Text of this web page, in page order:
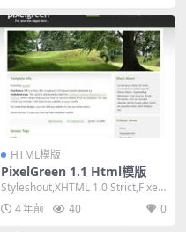
HTML模版
PixelGreen 1.1 Html模版
Styleshout,XHTML 1.0 Strict,Fixed
Width,...
4 年前 40 0